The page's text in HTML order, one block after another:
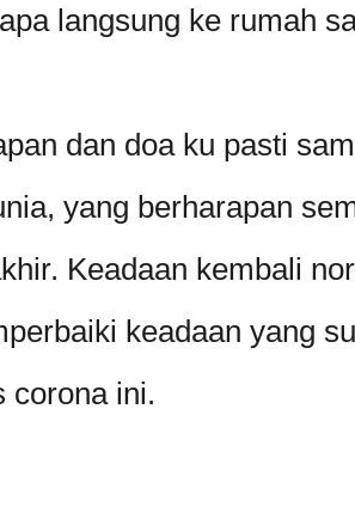
langsung ke rumah
dan doa ku pasti
yang berharapan
Keadaan kembali
keadaan yang
corona ini.